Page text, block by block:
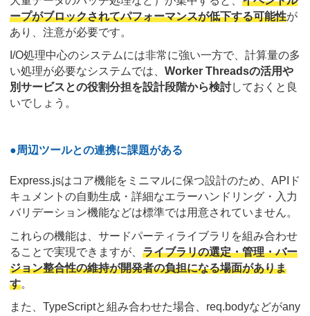
ープがブロックされてパフォーマンスが低下する可能性が
あり、注意が必要です。
I/O処理中心のシステムには非常に強い一方で、計算量の多
い処理が必要なシステムでは、 Worker Threadsの活用や
別サービスとの役割分担を設計段階から検討しておくと良
いでしょう。
●周辺ツールとの連携に課題がある
Express.jsはコア機能をミニマルに保つ設計のため、APIド
キュメントの自動生成・詳細なエラーハンドリング・入力
バリデーション機能などは標準では用意されていません。
これらの機能は、サードパーティライブラリを組み合わせ
ることで実現できますが、 ライブラリの選定・管理・バー
ジョン整合性の維持が開発者の負担になる場面がありま
す。
また、TypeScriptと組み合わせた場合、req.bodyなどがany